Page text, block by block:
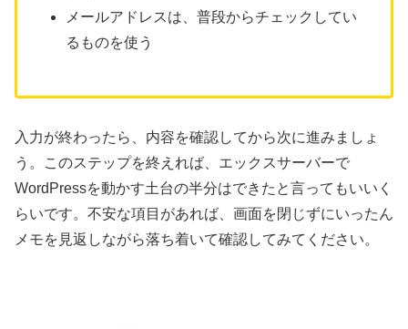
メールアドレスは、普段からチェックしてい
るものを使う
入力が終わったら、内容を確認してから次に進みましょ
う。このステップを終えれば、エックスサーバーで
WordPressを動かす土台の半分はできたと言ってもいいく
らいです。不安な項目があれば、画面を閉じずにいったん
メモを見返しながら落ち着いて確認してみてください。